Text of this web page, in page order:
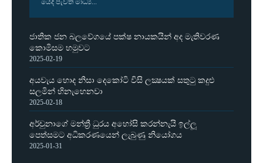
ජාතික ජන බලවේගයේ පක්ෂ නායකයින් අද මැතිවරණ
කොමිසම හමුවට
2025-02-19
අයවැය හොද නිසා දෙකෝටි විසි ලක්‍ෂයක් සතුටු කදුළු
සලමින් හිනැහෙනවා
2025-02-18
අර්චුනාගේ මන්ත්‍රී ධුරය අහෝසි කරන්නැයි ඉල්ලූ
පෙත්සමට අධිකරණයෙන් ලැබුණු නියෝගය
2025-01-31